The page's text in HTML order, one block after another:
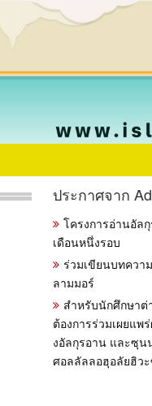
ประกาศจาก
โครงการอ่านอัล
เดือนหนึ่งรอบ
ร่วมเขียนบทควา
ลามมอร์
สำหรับนักศึกษาต่
ต้องการร่วมเผยแพ
งอัลกุรอาน และซุ
ศอลลัลลอฮุอลัยฮิว